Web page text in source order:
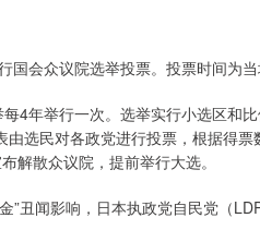
会众议院选举投票。投票时间为当
年举行一次。选举实行小选区和
选民对各政党进行投票，根据得
解散众议院，提前举行大选。
丑闻影响，日本执政党自民党（